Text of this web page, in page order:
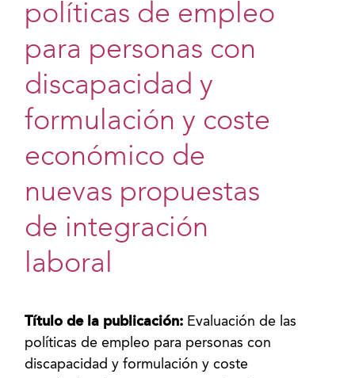
políticas de empleo
para personas con
discapacidad y
formulación y coste
económico de
nuevas propuestas
de integración
laboral
Título de la publicación: Evaluación de las
políticas de empleo para personas con
discapacidad y formulación y coste